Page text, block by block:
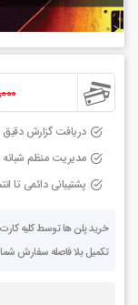
دریافت گزارش دقیق
مدیریت منظم
پشتیبانی دائمی تا
خرید پلن ها توسط کلیه
تکمیل بلا فاصله سفارش